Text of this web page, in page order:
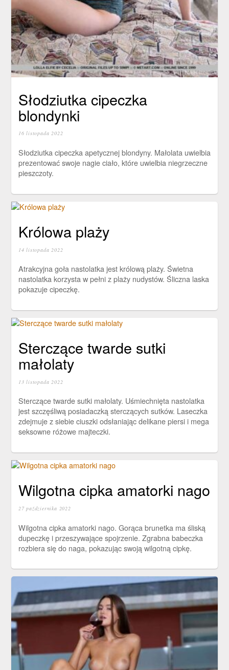
Słodziutka cipeczka
blondynki
16 listopada 2022
Słodziutka cipeczka apetycznej blondyny. Małolata uwielbia
prezentować swoje nagie ciało, które uwielbia niegrzeczne
pieszczoty.
Królowa plaży
14 listopada 2022
Atrakcyjna goła nastolatka jest królową plaży. Świetna
nastolatka korzysta w pełni z plaży nudystów. Śliczna laska
pokazuje cipeczkę.
Sterczące twarde sutki
małolaty
13 listopada 2022
Sterczące twarde sutki małolaty. Uśmiechnięta nastolatka
jest szczęśliwą posiadaczką sterczących sutków. Laseczka
zdejmuje z siebie ciuszki odsłaniając delikane piersi i mega
seksowne różowe majteczki.
Wilgotna cipka amatorki nago
27 października 2022
Wilgotna cipka amatorki nago. Gorąca brunetka ma śliską
dupeczkę i przeszywające spojrzenie. Zgrabna babeczka
rozbiera się do naga, pokazując swoją wilgotną cipkę.